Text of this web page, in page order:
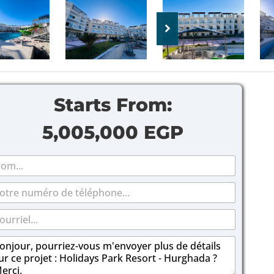
Starts From:
5,005,000 EGP